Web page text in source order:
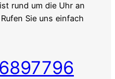
rund um die Uhr an
Sie uns einfach